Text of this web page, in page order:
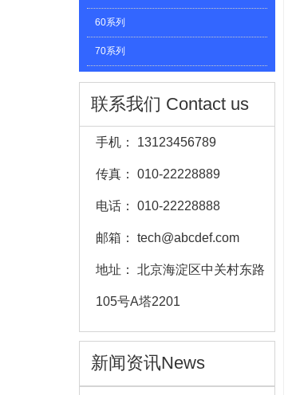
联系我们 Contact us
手机： 13123456789
传真： 010-22228889
电话： 010-22228888
邮箱： tech@abcdef.com
地址： 北京海淀区中关村东路
105号A塔2201
新闻资讯News
60系列
70系列
90系列
100系列
110系列
180系列
手扶拖拉机